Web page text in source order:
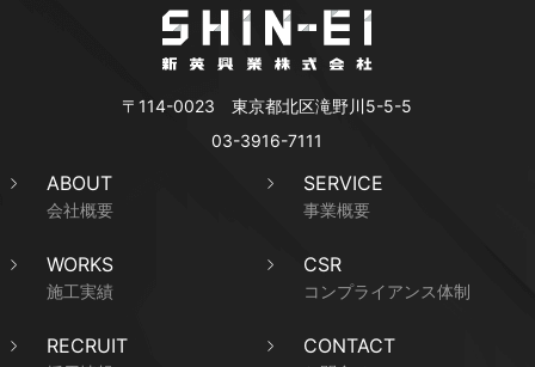
〒114-0023 東京都北区滝野川5-5-5
03-3916-7111
ABOUT
会社概要
SERVICE
事業概要
WORKS
施工実績
CSR
コンプライアンス体制
RECRUIT CONTACT